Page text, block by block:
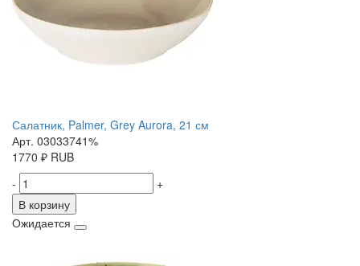
Салатник, Palmer, Grey Aurora, 21 см
Арт. 03033741%
1770 ₽ RUB
-
+
В корзину
Ожидается